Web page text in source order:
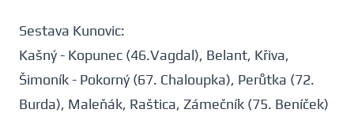
Sestava Kunovic:
Kašný - Kopunec (46.Vagdal), Belant, Křiva,
Šimoník - Pokorný (67. Chaloupka), Perůtka (72.
Burda), Maleňák, Raštica, Zámečník (75. Beníček)